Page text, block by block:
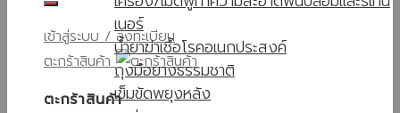
เข้าสู่ระบบ / ลงทะเบียน
ตะกร้าสินค้า
ตะกร้าสินค้า
เนอร์
น้ำยาฆ่าเชื้อโรคอเนกประสงค์
ถุงมือยางธรรมชาติ
เข็มขัดพยุงหลัง